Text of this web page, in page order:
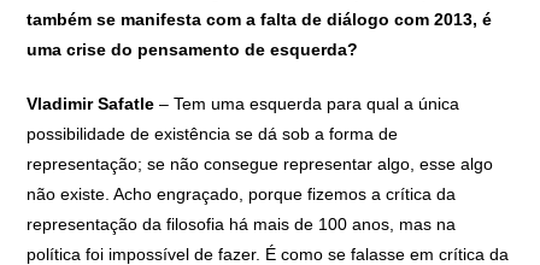
também se manifesta com a falta de diálogo com 2013, é
uma crise do pensamento de esquerda?
Vladimir Safatle – Tem uma esquerda para qual a única
possibilidade de existência se dá sob a forma de
representação; se não consegue representar algo, esse algo
não existe. Acho engraçado, porque fizemos a crítica da
representação da filosofia há mais de 100 anos, mas na
política foi impossível de fazer. É como se falasse em crítica da